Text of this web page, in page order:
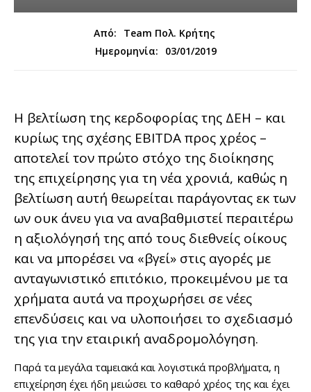
Από:
Team Πολ. Κρήτης
Ημερομηνία:
03/01/2019
Η βελτίωση της κερδοφορίας της ΔΕΗ – και
κυρίως της σχέσης EBITDA προς χρέος –
αποτελεί τον πρώτο στόχο της διοίκησης
της επιχείρησης για τη νέα χρονιά, καθώς η
βελτίωση αυτή θεωρείται παράγοντας εκ των
ων ουκ άνευ για να αναβαθμιστεί περαιτέρω
η αξιολόγησή της από τους διεθνείς οίκους
και να μπορέσει να «βγεί» στις αγορές με
ανταγωνιστικό επιτόκιο, προκειμένου με τα
χρήματα αυτά να προχωρήσει σε νέες
επενδύσεις και να υλοποιήσει το σχεδιασμό
της για την εταιρική αναδρομολόγηση.
Παρά τα μεγάλα ταμειακά και λογιστικά προβλήματα, η
επιχείρηση έχει ήδη μειώσει το καθαρό χρέος της και έχει